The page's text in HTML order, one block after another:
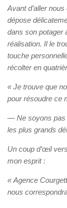
Avant d’aller
dépose
dans son potager
réalisation. Il le
touche
récolter en
« Je trouve que
pour résoudre ce
— Ne soyons
les plus grands
Un coup d’œil
mon esprit :
« Agence
nous